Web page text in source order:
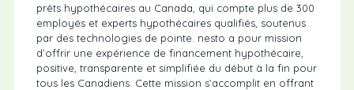
prêts hypothécaires au Canada, qui compte plus de 300
employés et experts hypothécaires qualifiés, soutenus
par des technologies de pointe. nesto a pour mission
d’offrir une expérience de financement hypothécaire,
positive, transparente et simplifiée du début à la fin pour
tous les Canadiens. Cette mission s’accomplit en offrant